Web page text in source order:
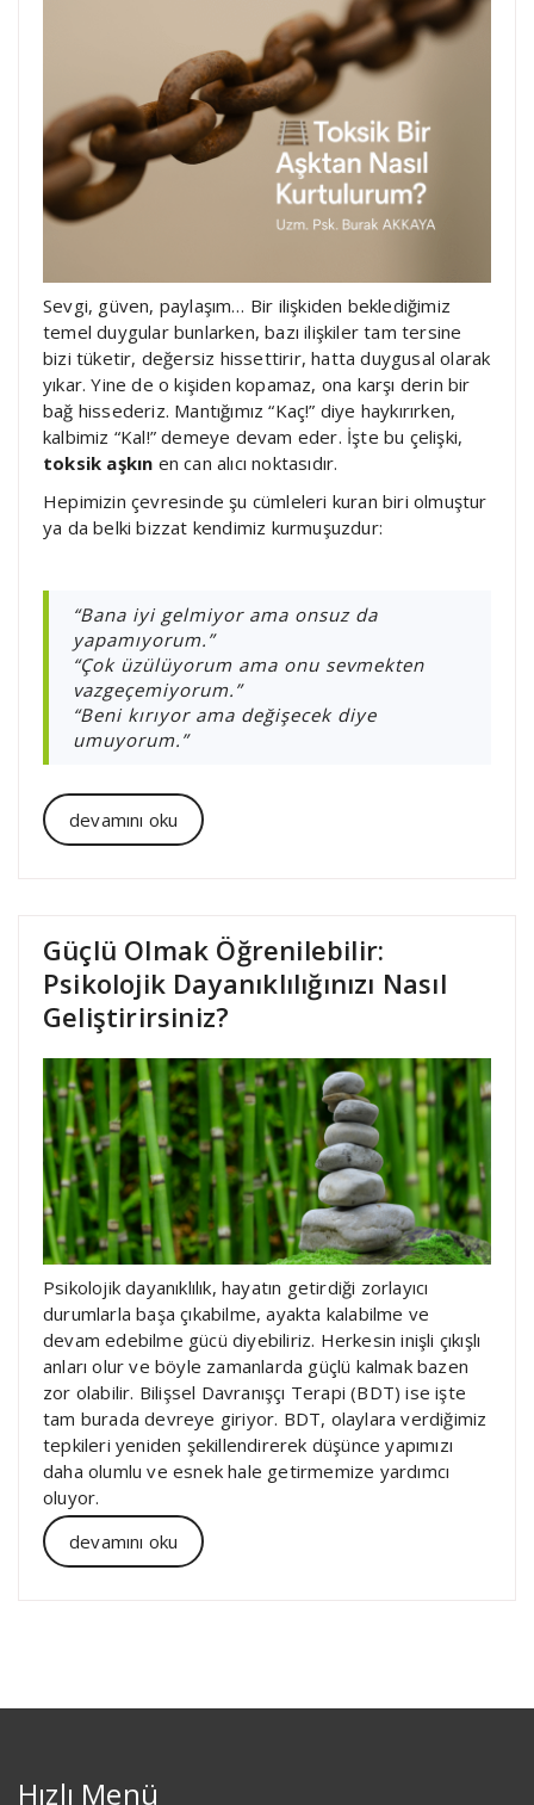
Sevgi, güven, paylaşım… Bir ilişkiden beklediğimiz
temel duygular bunlarken, bazı ilişkiler tam tersine
bizi tüketir, değersiz hissettirir, hatta duygusal olarak
yıkar. Yine de o kişiden kopamaz, ona karşı derin bir
bağ hissederiz. Mantığımız “Kaç!” diye haykırırken,
kalbimiz “Kal!” demeye devam eder. İşte bu çelişki,
toksik aşkın en can alıcı noktasıdır.
Hepimizin çevresinde şu cümleleri kuran biri olmuştur
ya da belki bizzat kendimiz kurmuşuzdur:
“Bana iyi gelmiyor ama onsuz da
yapamıyorum.”
“Çok üzülüyorum ama onu sevmekten
vazgeçemiyorum.”
“Beni kırıyor ama değişecek diye
umuyorum.”
devamını oku
Güçlü Olmak Öğrenilebilir:
Psikolojik Dayanıklılığınızı Nasıl
Geliştirirsiniz?
Psikolojik dayanıklılık, hayatın getirdiği zorlayıcı
durumlarla başa çıkabilme, ayakta kalabilme ve
devam edebilme gücü diyebiliriz. Herkesin inişli çıkışlı
anları olur ve böyle zamanlarda güçlü kalmak bazen
zor olabilir. Bilişsel Davranışçı Terapi (BDT) ise işte
tam burada devreye giriyor. BDT, olaylara verdiğimiz
tepkileri yeniden şekillendirerek düşünce yapımızı
daha olumlu ve esnek hale getirmemize yardımcı
oluyor.
devamını oku
Hızlı Menü